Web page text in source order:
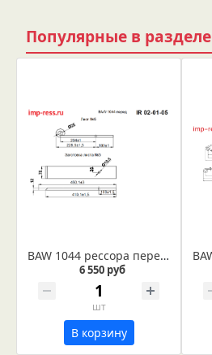
Популярные в разделе
BAW 1044 рессора передняя лист № 5 (Арт. IR 02-01-05)
6 550 руб
шт
В корзину